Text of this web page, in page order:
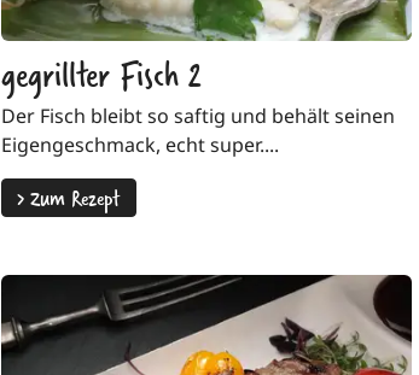
gegrillter Fisch 2
Der Fisch bleibt so saftig und behält seinen
Eigengeschmack, echt super....
>Zum Rezept